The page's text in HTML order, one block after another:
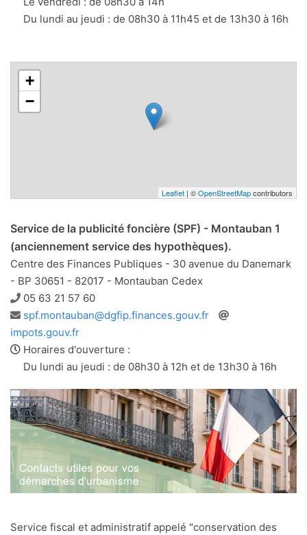
Du lundi au jeudi : de 08h30 à 11h45 et de 13h30 à 16h
+
−
Leaflet | ©OpenStreetMapcontributors
Service de la publicité foncière (SPF) - Montauban 1
(anciennement service des hypothèques).
Centre des Finances Publiques - 30 avenue du Danemark
- BP 30651 - 82017 - Montauban Cedex
Téléphone
05 63 21 57 60
Adresse
e-
mail
spf.montauban@dgfip.finances.gouv.fr
impots.gouv.fr
Horaires d'ouverture :
Du lundi au jeudi : de 08h30 à 12h et de 13h30 à 16h
Service fiscal et administratif appelé "conservation des